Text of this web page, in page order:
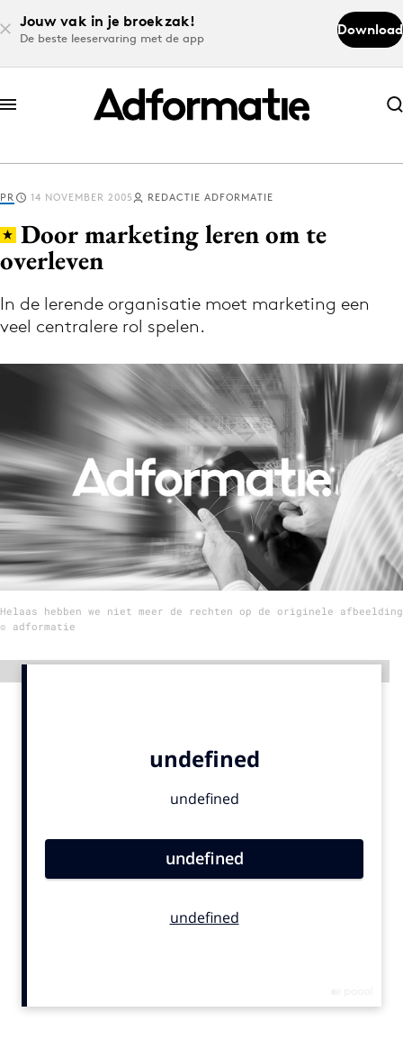
Jouw vak in je broekzak!
De beste leeservaring met de app
Download
Abonneer nu
Abonneer nu
Log in
Volg het laatste nieuws via de Adformatie
Nieuws app
Menu
Home
9 sept: GenAI-training
12 nov: MarketingLive!
Adverteren
Events
Carriere
Design
PR 14 NOVEMBER 2005 REDACTIE ADFORMATIE
Door marketing leren om te
overleven
In de lerende organisatie moet marketing een
veel centralere rol spelen.
Helaas hebben we niet meer de rechten op de originele afbeelding
© adformatie